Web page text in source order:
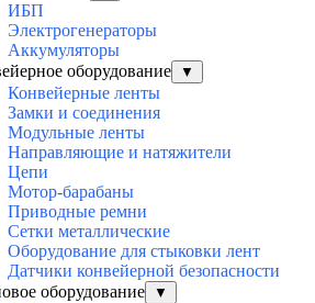
ИБП
Электрогенераторы
Аккумуляторы
оборудование
▼
Конвейерные ленты
Замки и соединения
Модульные ленты
Направляющие и натяжители
Цепи
Мотор-барабаны
Приводные ремни
Сетки металлические
Оборудование для стыковки лент
Датчики конвейерной безопасности
оборудование
▼